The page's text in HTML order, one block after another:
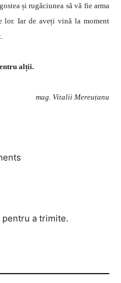
și rugăciunea să vă fie arma
lor. Iar de aveți vină la moment
alții.
mag. Vitalii Mereuțanu
pentru a trimite.